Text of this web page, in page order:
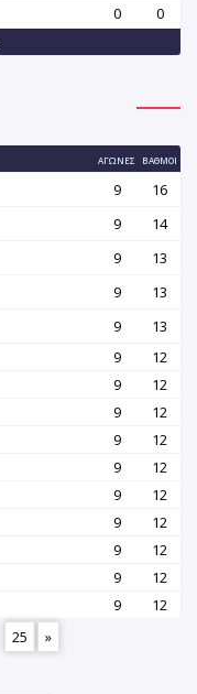
0 0
ΑΓΏΝΕΣ ΒΑΘΜΟΊ
9
16
9
14
9
13
9
13
9
13
9
12
9
12
9
12
9
12
9
12
9
12
9
12
9
12
9
12
9
12
25 »